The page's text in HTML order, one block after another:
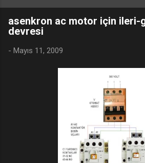
asenkron ac motor için ileri-
devresi
- Mayıs 11, 2009